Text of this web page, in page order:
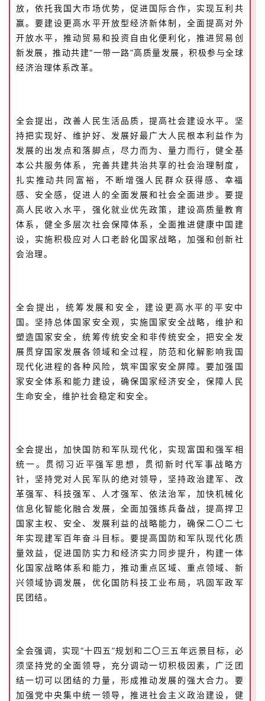
放，依托我国大市场优势，促进国际合作，实现互利共
赢。要建设更高水平开放型经济新体制，全面提高对外
开放水平，推动贸易和投资自由化便利化，推进贸易创
新发展，推动共建“一带一路”高质量发展，积极参与全球
经济治理体系改革。
全会提出，改善人民生活品质，提高社会建设水平。坚
持把实现好、维护好、发展好最广大人民根本利益作为
发展的出发点和落脚点，尽力而为、量力而行，健全基
本公共服务体系，完善共建共治共享的社会治理制度，
扎实推动共同富裕，不断增强人民群众获得感、幸福
感、安全感，促进人的全面发展和社会全面进步。要提
高人民收入水平，强化就业优先政策，建设高质量教育
体系，健全多层次社会保障体系，全面推进健康中国建
设，实施积极应对人口老龄化国家战略，加强和创新社
会治理。
全会提出，统筹发展和安全，建设更高水平的平安中
国。坚持总体国家安全观，实施国家安全战略，维护和
塑造国家安全，统筹传统安全和非传统安全，把安全发
展贯穿国家发展各领域和全过程，防范和化解影响我国
现代化进程的各种风险，筑牢国家安全屏障。要加强国
家安全体系和能力建设，确保国家经济安全，保障人民
生命安全，维护社会稳定和安全。
全会提出，加快国防和军队现代化，实现富国和强军相
统一。贯彻习近平强军思想，贯彻新时代军事战略方
针，坚持党对人民军队的绝对领导，坚持政治建军、改
革强军、科技强军、人才强军、依法治军，加快机械化
信息化智能化融合发展，全面加强练兵备战，提高捍卫
国家主权、安全、发展利益的战略能力，确保二〇二七
年实现建军百年奋斗目标。要提高国防和军队现代化质
量效益，促进国防实力和经济实力同步提升，构建一体
化国家战略体系和能力，推动重点区域、重点领域、新
兴领域协调发展，优化国防科技工业布局，巩固军政军
民团结。
全会强调，实现“十四五”规划和二〇三五年远景目标，必
须坚持党的全面领导，充分调动一切积极因素，广泛团
结一切可以团结的力量，形成推动发展的强大合力。要
加强党中央集中统一领导，推进社会主义政治建设，健